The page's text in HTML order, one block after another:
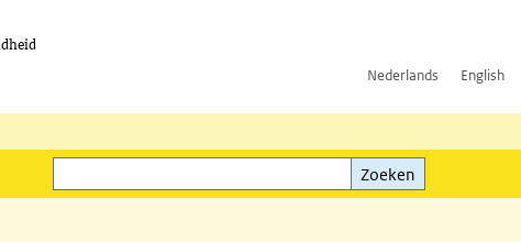
Nederlands English
Zoeken
Zoeken